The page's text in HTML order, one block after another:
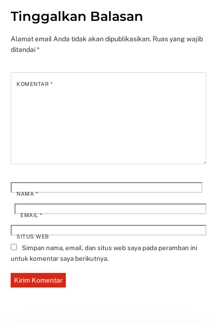
Tinggalkan Balasan
Alamat email Anda tidak akan dipublikasikan. Ruas yang wajib
ditandai*
KOMENTAR*
NAMA*
EMAIL*
SITUS WEB
Simpan nama, email, dan situs web saya pada peramban ini
untuk komentar saya berikutnya.